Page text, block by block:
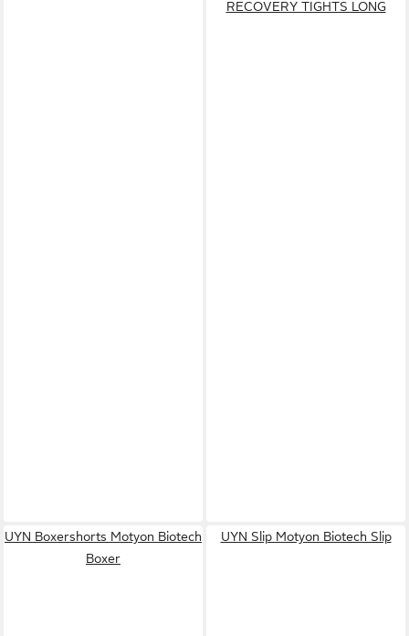
RECOVERY TIGHTS LONG
UYN Boxershorts Motyon Biotech
Boxer
UYN Slip Motyon Biotech Slip